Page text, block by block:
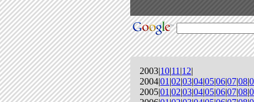
2003|10|11 |12|
2004|01 |02|03|04|05|06|07|08|
2005|01 |02|03|04|05|06|07|08|